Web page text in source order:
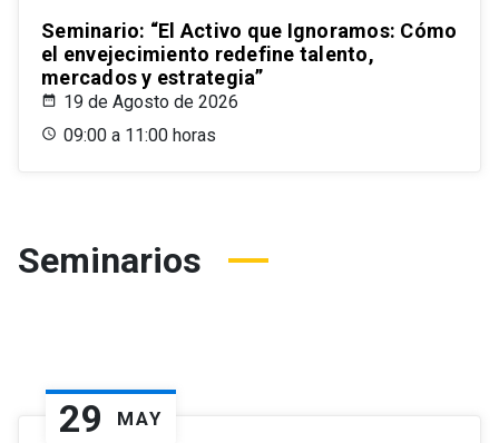
Seminario: “El Activo que Ignoramos: Cómo
el envejecimiento redefine talento,
mercados y estrategia”
19 de Agosto de 2026
09:00 a 11:00 horas
Seminarios
29 MAY